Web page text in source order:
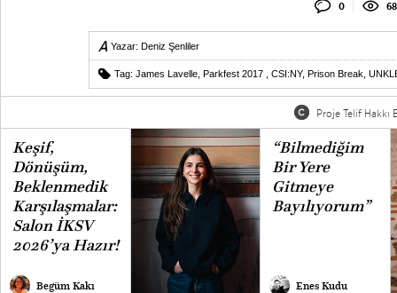
0
Yazar: Deniz Şenliler
Tag: James Lavelle Parkfest 2017 CSI:NY, Prison Break
Proje Telif Hakkı
Keşif,
Dönüşüm,
Beklenmedik
Karşılaşmalar:
Salon İKSV
2026’ya Hazır!
Begüm Kakı
“Bilmediğim
Bir Yere
Gitmeye
Bayılıyorum”
Enes Kudu